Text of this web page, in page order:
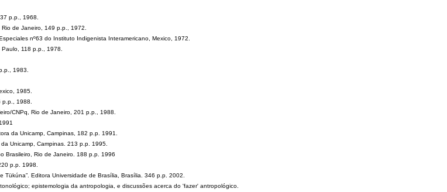
p.p., 1968.
de Janeiro, 149 p.p., 1972.
nº63 do Instituto Indigenista Interamericano, Mexico, 1972.
118 p.p., 1978.
1983.
1985.
p.p., 1988.
CNPq, Rio de Janeiro, 201 p.p., 1988.
da Unicamp, Campinas, 182 p.p. 1991.
Unicamp, Campinas. 213 p.p. 1995.
Brasileiro, Rio de Janeiro. 188 p.p. 1996
p.p. 1998.
Tükúna”. Editora Universidade de Brasília, Brasília. 346 p.p. 2002.
epistemologia da antropologia, e discussões acerca do 'fazer' antropológico.